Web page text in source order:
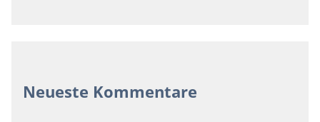
Neueste Kommentare